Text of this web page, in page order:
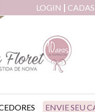
LOGIN
ENVIE SEU